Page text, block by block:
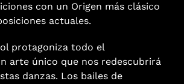
con un Origen más clásico
actuales.
protagoniza todo el
arte único que nos redescubrirá
danzas. Los bailes de